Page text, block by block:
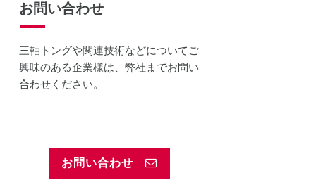
お問い合わせ
三軸トングや関連技術などについてご
興味のある企業様は、弊社までお問い
合わせください。
お問い合わせ